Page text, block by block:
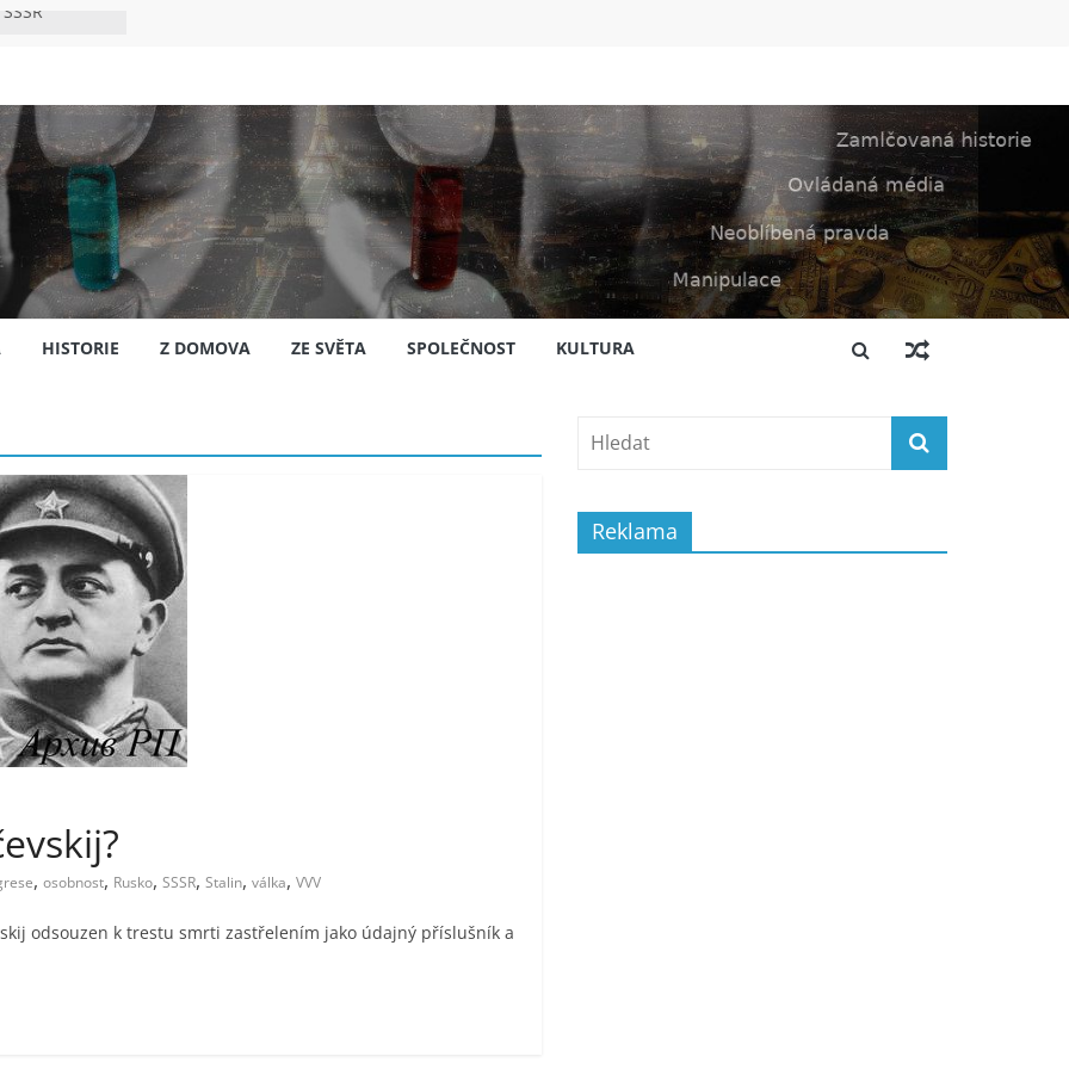
HISTORIE Z DOMOVA ZE SVĚTA SPOLEČNOST KULTURA
, osobnost, Rusko, SSSR, Stalin, válka, VVV
odsouzen k trestu smrti zastřelením jako údajný příslušník a
Reklama